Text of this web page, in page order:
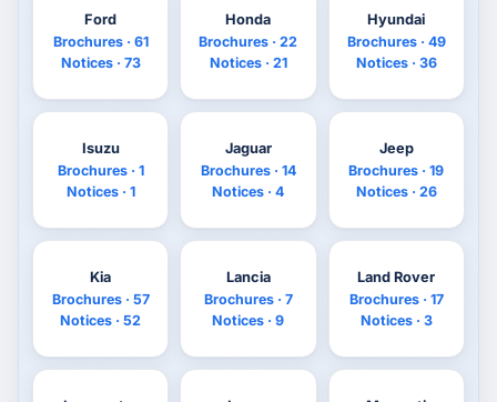
Ford
Brochures · 61
Notices · 73
Honda
Brochures · 22
Notices · 21
Hyundai
Brochures · 49
Notices · 36
Isuzu
Brochures · 1
Notices · 1
Jaguar
Brochures · 14
Notices · 4
Jeep
Brochures · 19
Notices · 26
Kia
Brochures · 57
Notices · 52
Lancia
Brochures · 7
Notices · 9
Land Rover
Brochures · 17
Notices · 3